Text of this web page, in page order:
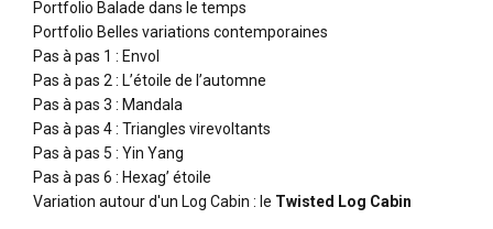
Portfolio Balade dans le temps
Portfolio Belles variations contemporaines
Pas à pas 1 : Envol
Pas à pas 2 : L’étoile de l’automne
Pas à pas 3 : Mandala
Pas à pas 4 : Triangles virevoltants
Pas à pas 5 : Yin Yang
Pas à pas 6 : Hexag’ étoile
Variation autour d'un Log Cabin : le Twisted Log Cabin